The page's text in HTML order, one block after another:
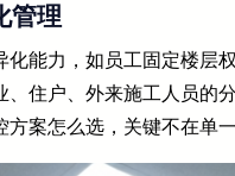
管理
化能力，如员工固定楼层
住户、外来施工人员的
案怎么选，关键不在单